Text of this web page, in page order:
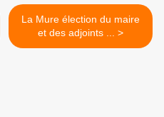
La Mure élection du maire
et des adjoints ... >